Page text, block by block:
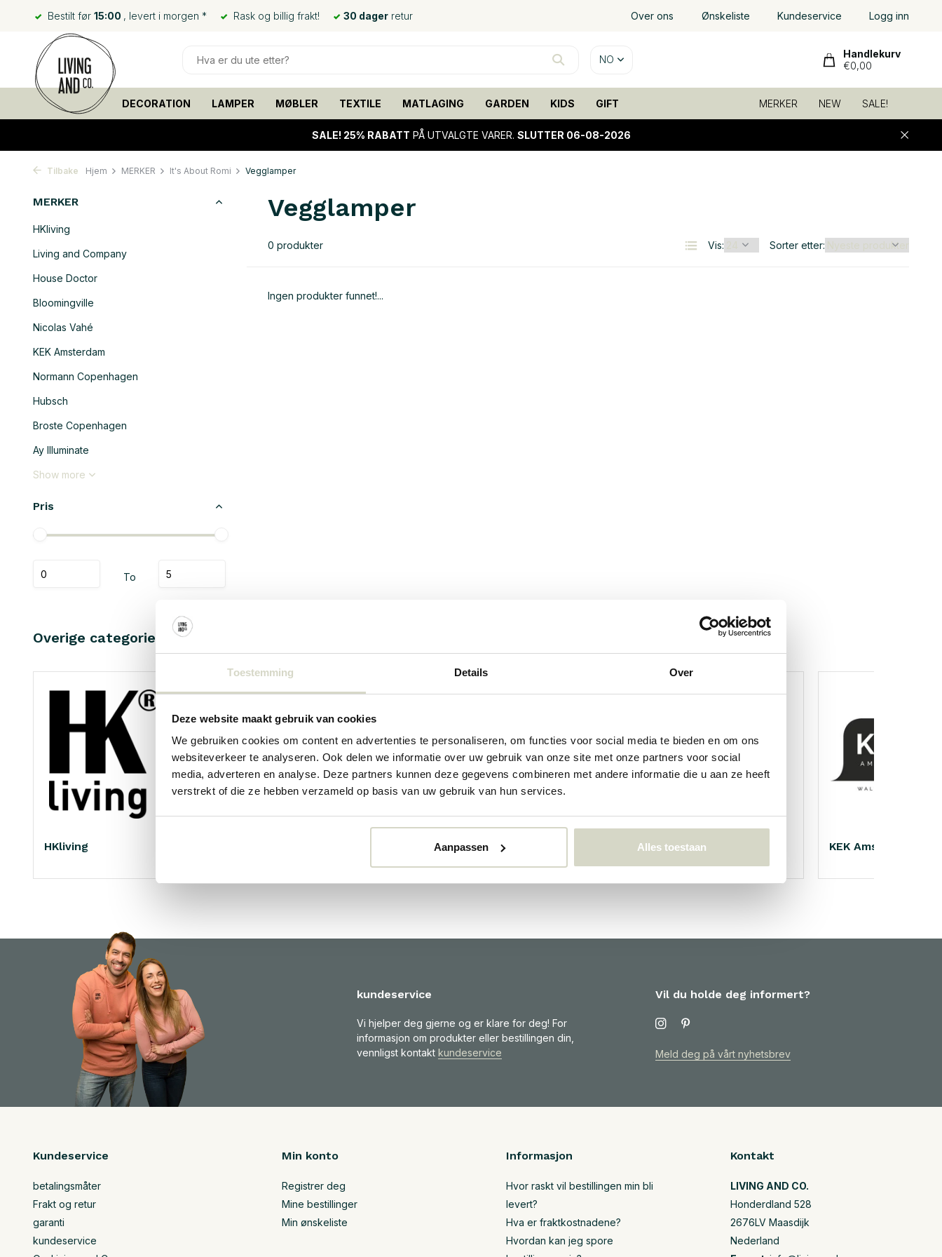
Toestemming Details Over
Deze website maakt gebruik van cookies
We gebruiken cookies om content en advertenties te personaliseren, om functies voor social media te bieden en om ons
websiteverkeer te analyseren. Ook delen we informatie over uw gebruik van onze site met onze partners voor social
media, adverteren en analyse. Deze partners kunnen deze gegevens combineren met andere informatie die u aan ze heeft
verstrekt of die ze hebben verzameld op basis van uw gebruik van hun services.
Aanpassen Alles toestaan
Bestilt før 15:00 , levert i morgen * Rask og billig frakt! 30 dager retur Over ons Ønskeliste Kundeservice Logg inn
NO
Handlekurv
€0,00
DECORATION LAMPER MØBLER TEXTILE MATLAGING GARDEN KIDS GIFT MERKER NEW SALE!
SALE! 25% RABATT PÅ UTVALGTE VARER. SLUTTER 06-08-2026
Tilbake Hjem MERKER It's About Romi Vegglamper
MERKER
HKliving
Living and Company
House Doctor
Bloomingville
Nicolas Vahé
KEK Amsterdam
Normann Copenhagen
Hubsch
Broste Copenhagen
Ay Illuminate
Show more
Pris
To
Vegglamper
0 produkter Vis: Sorter etter:
Ingen produkter funnet!...
Overige categorieën in MERKER
HKliving House Doctor Nicolas Vahé KEK Amsterdam
kundeservice
Vi hjelper deg gjerne og er klare for deg! For
informasjon om produkter eller bestillingen din,
vennligst kontakt kundeservice
Vil du holde deg informert?
Meld deg på vårt nyhetsbrev
Kundeservice
betalingsmåter
Frakt og retur
garanti
kundeservice
Min konto
Registrer deg
Mine bestillinger
Min ønskeliste
Informasjon
Hvor raskt vil bestillingen min bli
levert?
Hva er fraktkostnadene?
Hvordan kan jeg spore
Kontakt
LIVING AND CO.
Honderdland 528
2676LV Maasdijk
Nederland